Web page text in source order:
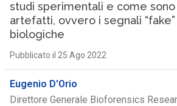
studi sperimentali e come
artefatti, ovvero i segnali
biologiche
Pubblicato il 25 Ago 2022
Eugenio D'Orio
Direttore Generale Bioforensics